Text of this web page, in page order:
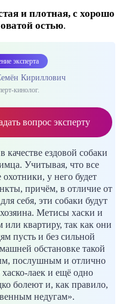
и плотная, с хорошо
остью.
эксперта
Кириллович
кинолог.
вопрос эксперту
качестве ездовой собаки
Учитывая, что все
у него будет
причём, в отличие от
себя, эти собаки будут
Метисы хаски и
или квартиру, так как они
пусть и без сильной
обстановке такой
послушным и отлично
лаек и ещё одно
болеют и, как правило,
недугам».